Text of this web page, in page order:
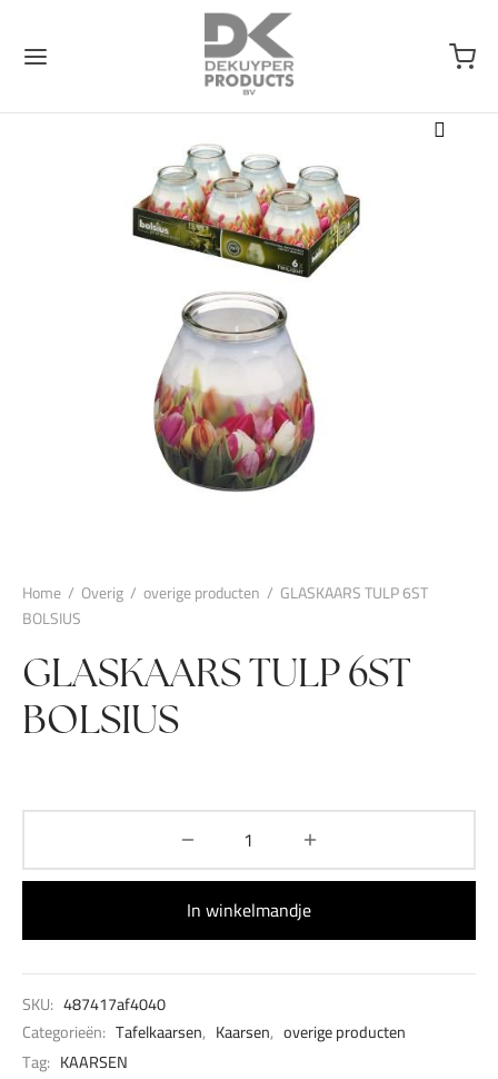
Home / Overig / overige producten / GLASKAARS TULP 6ST
BOLSIUS
GLASKAARS TULP 6ST
BOLSIUS
In winkelmandje
SKU: 487417af4040
Categorieën: Tafelkaarsen, Kaarsen, overige producten
Tag: KAARSEN